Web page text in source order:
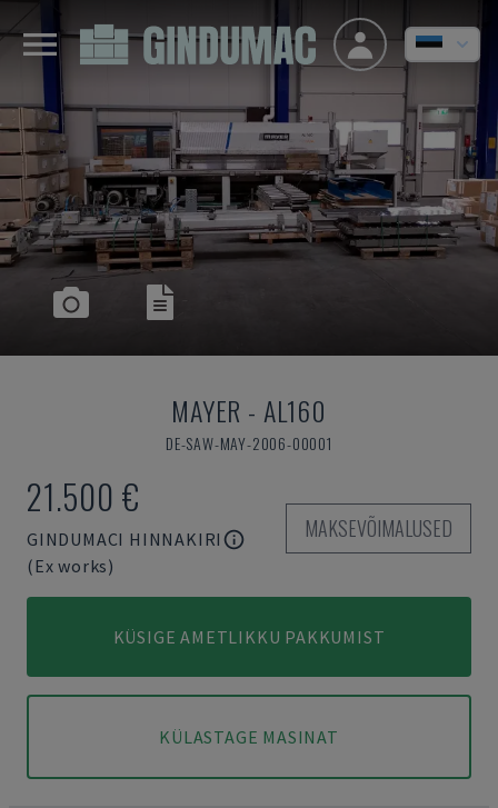
MAYER - AL160
DE-SAW-MAY-2006-00001
21.500 €
GINDUMACI HINNAKIRI
(Ex works)
MAKSEVÕIMALUSED
KÜSIGE AMETLIKKU PAKKUMIST
KÜLASTAGE MASINAT